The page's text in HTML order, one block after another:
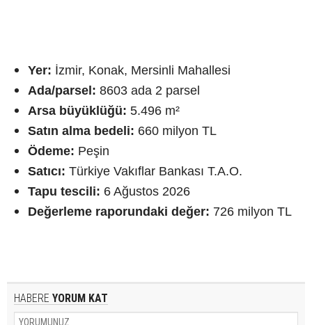
Yer: İzmir, Konak, Mersinli Mahallesi
Ada/parsel: 8603 ada 2 parsel
Arsa büyüklüğü: 5.496 m²
Satın alma bedeli: 660 milyon TL
Ödeme: Peşin
Satıcı: Türkiye Vakıflar Bankası T.A.O.
Tapu tescili: 6 Ağustos 2026
Değerleme raporundaki değer: 726 milyon TL
HABERE YORUM KAT